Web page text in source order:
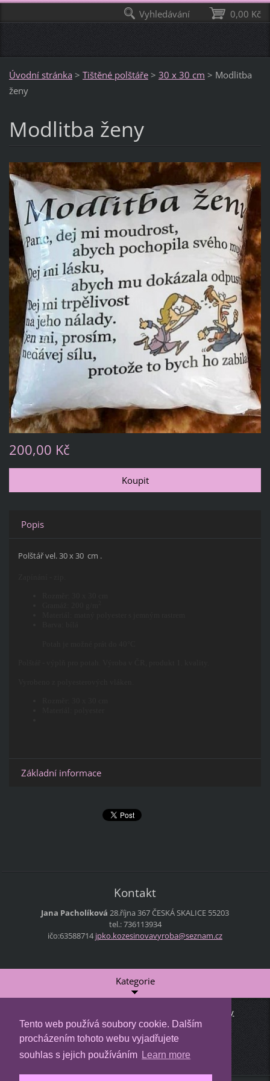
Tento web používá soubory cookie. Dalším
procházením tohoto webu vyjadřujete
souhlas s jejich používáním Learn more
Úvodní stránka > Tištěné polštáře > 30 x 30 cm > Modlitba
ženy
Modlitba ženy
200,00 Kč
Popis
Polštář vel. 30 x 30 cm .
Základní informace
Kontakt
Jana Pacholíková 28.října 367ČESKÁ SKALICE 55203
tel.: 736113934
ičo:63588714jpko.kozesinovavyroba@seznam.cz
Kategorie
Smluvní podmínky
SPOLUPRÁCE
Kontakt GDPR
Tvorba webových stránek zdarma
0,00 Kč
Vyhledávání